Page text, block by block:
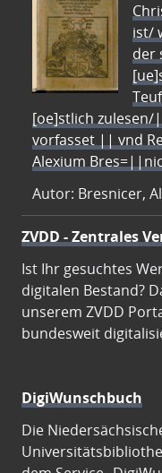
ist/
der
[oe]stlich
vorfasset || vnd
Alexium
Autor: Bresnicer,
ZVDD - Zentrales
Ist Ihr gesuchtes
digitalen Bestand?
unserem ZVDD
bundesweit
DigiWunschbuch
Die